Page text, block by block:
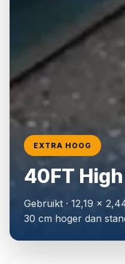
📦 20ft Containers
📦 40ft High Cube
🎨RAL Lakwerk
EXTRA HOOG
40FT
Gebruikt · 12,19 ×
30 cm hoger dan